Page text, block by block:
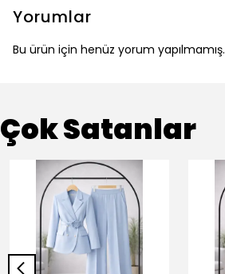
Yorumlar
Bu ürün için henüz yorum yapılmamış.
Çok Satanlar